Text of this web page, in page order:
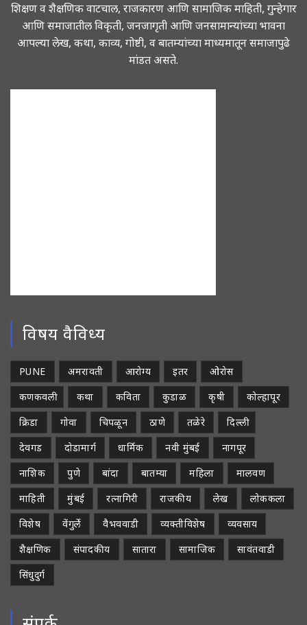
शिक्षण व शैक्षणिक वाटचाल, राजकारण आणि सामाजिक माहिती, गुन्हेगार
आणि समाजातील विकृती, जनजागृती आणि जनसामान्यांच्या भावना
आपल्या लेख, कथा, काव्य, गोष्टी, व बातम्यांच्या माध्यमातून समाजापुढे
मांडत असते.
विषय वैविध्य
PUNE अमरावती आरोग्य इतर
ओरोस
कणकवली
कथा कविता कुडाळ कृषी
कोल्हापूर
क्रिडा
गोवा चिपळून ठाणे तळेरे
दिल्ली
देवगड
दोडामार्ग धार्मिक नवी मुंबई
नागपूर
नाशिक
पुणे बांदा बातम्या महिला
मालवण
माहिती
मुंबई रत्नागिरी राजकीय लेख
लोककला
विशेष
वेंगुर्ले वैभववाडी व्यक्तीविशेष
व्यवसाय
शैक्षणिक
संपादकीय सातारा सामाजिक
सावंतवाडी
सिंधुदुर्ग